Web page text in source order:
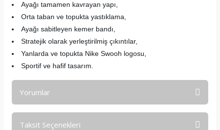
Ayağı tamamen kavrayan yapı,
Orta taban ve topukta yastıklama,
Ayağı sabitleyen kemer bandı,
Stratejik olarak yerleştirilmiş çıkıntılar,
Yanlarda ve topukta Nike Swooh logosu,
Sportif ve hafif tasarım.
Yorumlar
Taksit Seçenekleri